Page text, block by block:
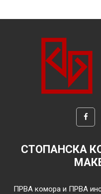
СТОПАНСКА
ПРВА комора и ПРВА